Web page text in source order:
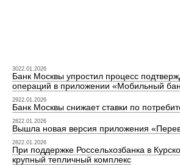
3022.01.2026
Банк Москвы упростил процесс
операций в приложении «Мобильный
2922.01.2026
Банк Москвы снижает ставки по
2822.01.2026
Вышла новая версия приложения
2822.01.2026
При поддержке Россельхозбанка в
крупный тепличный комплекс